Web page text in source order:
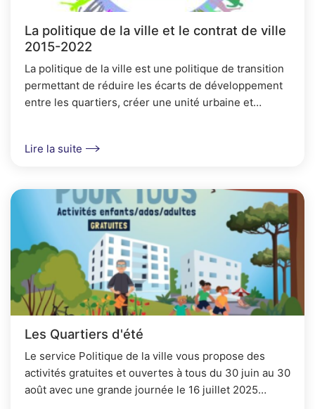
La politique de la ville et le contrat de ville
2015-2022
La politique de la ville est une politique de transition
permettant de réduire les écarts de développement
entre les quartiers, créer une unité urbaine et
Lire la suite
Les Quartiers d'été
Le service Politique de la ville vous propose des
activités gratuites et ouvertes à tous du 30 juin au 30
août avec une grande journée le 16 juillet 2025